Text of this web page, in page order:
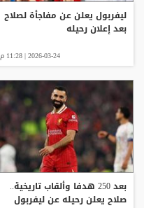
ليفربول يعلن عن مفاجأة لصلاح
بعد إعلان رحيله
2026-03-24 | 11:28 م
بعد 250 هدفا وألقاب تاريخية..
صلاح يعلن رحيله عن ليفربول